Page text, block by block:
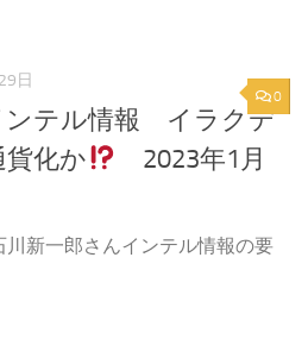
0
日
ンテル情報 イラクデ
貨化か
2023年1月
新一郎さんインテル情報の要